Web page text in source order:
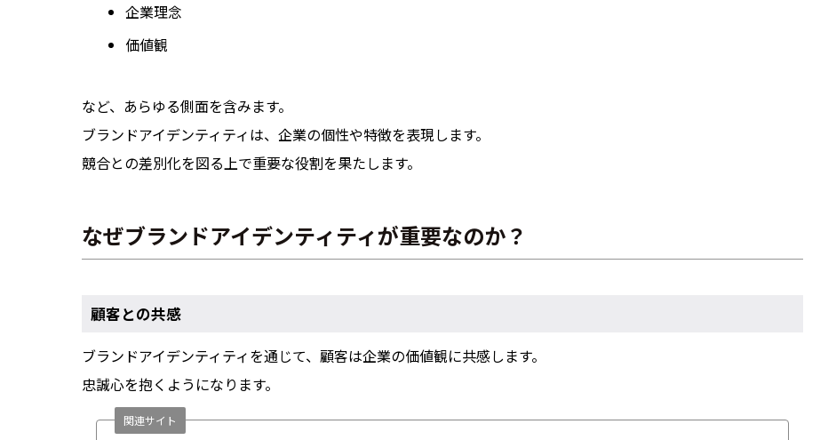
企業理念
価値観
など、あらゆる側面を含みます。
ブランドアイデンティティは、企業の個性や特徴を表現します。
競合との差別化を図る上で重要な役割を果たします。
なぜブランドアイデンティティが重要なのか？
顧客との共感
ブランドアイデンティティを通じて、顧客は企業の価値観に共感します。
忠誠心を抱くようになります。
関連サイト